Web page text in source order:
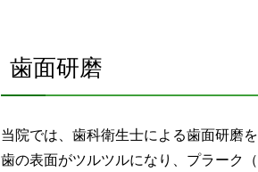
歯面研磨
当院では、歯科衛生士による歯面研磨を
歯の表面がツルツルになり、プラーク